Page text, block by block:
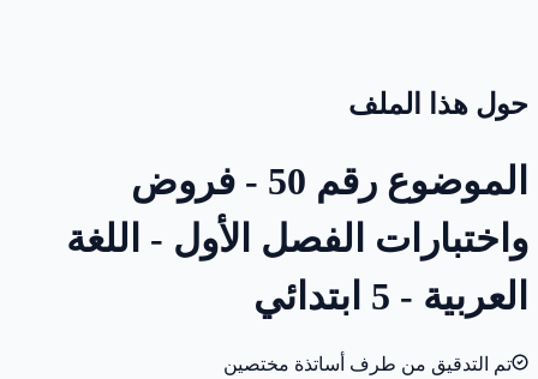
حول هذا الملف
الموضوع رقم 50 - فروض
واختبارات الفصل الأول - اللغة
العربية - 5 ابتدائي
تم التدقيق من طرف أساتذة مختصين